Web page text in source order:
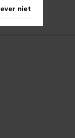
niet